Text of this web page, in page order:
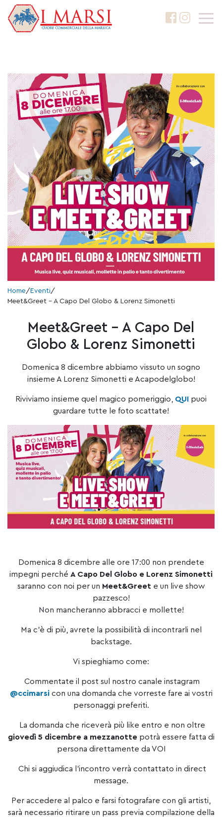
Home/ Eventi/
Meet&Greet – A Capo Del Globo & Lorenz Simonetti
Meet&Greet – A Capo Del
Globo & Lorenz Simonetti
Domenica 8 dicembre abbiamo vissuto un sogno
insieme A Lorenz Simonetti e Acapodelglobo!
Riviviamo insieme quel magico pomeriggio, QUI puoi
guardare tutte le foto scattate!
Domenica 8 dicembre alle ore 17:00 non prendete
impegni perché A Capo Del Globo e Lorenz Simonetti
saranno con noi per un Meet&Greet e un live show
pazzesco!
Non mancheranno abbracci e mollette!
Ma c’è di più, avrete la possibilità di incontrarli nel
backstage.
Vi spieghiamo come:
Commentate il post sul nostro canale instagram
@ccimarsicon una domanda che vorreste fare ai vostri
personaggi preferiti.
La domanda che riceverà più like entro e non oltre
giovedì 5 dicembre a mezzanottepotrà essere fatta di
persona direttamente da VOI
Chi si aggiudica l’incontro verrà contattato in direct
message.
Per accedere al palco e farsi fotografare con gli artisti,
sarà necessario ritirare un pass previa compilazione della